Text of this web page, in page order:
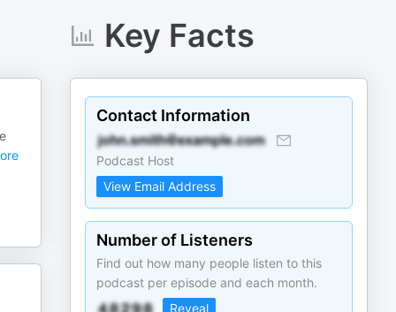
Key Facts
Contact Information
Podcast Host
View Email Address
Number of Listeners
Find out how many people listen to this
podcast per episode and each month.
Reveal